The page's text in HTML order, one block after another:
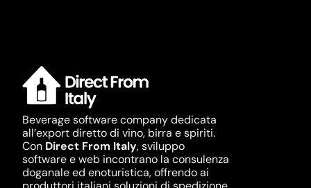
Beverage software company dedicata
all’export diretto di vino, birra e spiriti.
Con Direct From Italy, sviluppo
software e web incontrano la consulenza
doganale ed enoturistica, offrendo ai